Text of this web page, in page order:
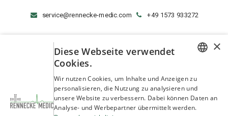
service@rennecke-medic.com +49 1573 933272
ENGLISH
×
Diese Webseite verwendet
Cookies.
Wir nutzen Cookies, um Inhalte und Anzeigen zu
personalisieren, die Nutzung zu analysieren und
unsere Website zu verbessern. Dabei können Daten an
Analyse- und Werbepartner übermittelt werden.